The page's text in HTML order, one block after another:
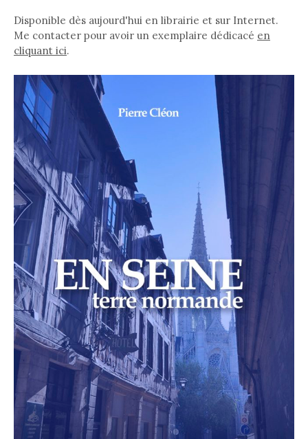
Disponible dès aujourd'hui en librairie et sur Internet.
Me contacter pour avoir un exemplaire dédicacé en
cliquant ici.